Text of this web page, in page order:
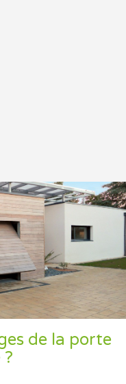
de la porte